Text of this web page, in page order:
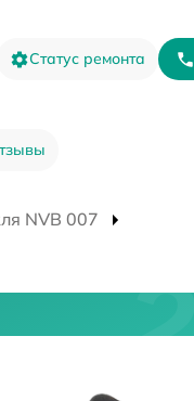
Статус ремонта
NVB 007